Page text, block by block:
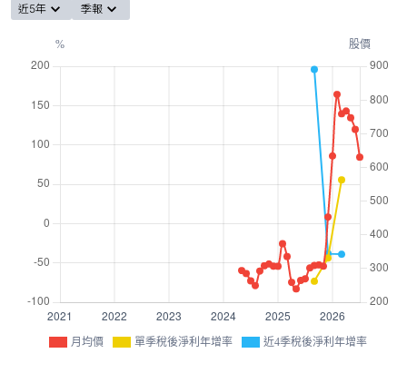
近5年 季報
月均價 單季稅後淨利年增率 近4季稅後淨利年增率